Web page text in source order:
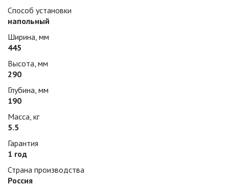
Способ установки
напольный
Ширина, мм
445
Высота, мм
290
Глубина, мм
190
Масса, кг
5.5
Гарантия
1 год
Страна производства
Россия